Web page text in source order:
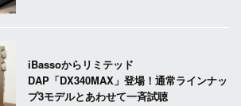
iBassoからリミテッド
DAP「DX340MAX」登場！通常ラインナッ
プ3モデルとあわせて一斉試聴